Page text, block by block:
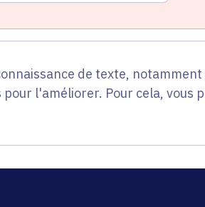
de texte,
l'améliorer. Pour cela, vous